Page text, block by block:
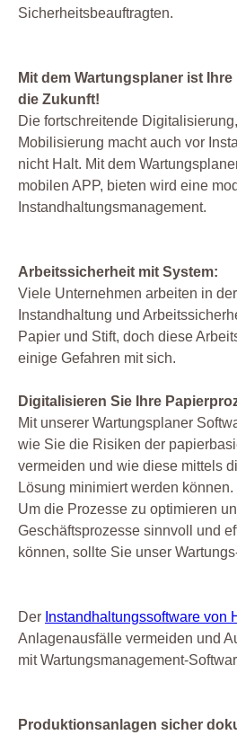
Sicherheitsbeauftragten.
Mit dem Wartungsplaner ist
die Zukunft!
Die fortschreitende
Mobilisierung macht auch vor
nicht Halt. Mit dem
mobilen APP, bieten wird eine
Instandhaltungsmanagement.
Arbeitssicherheit mit System:
Viele Unternehmen arbeiten in
Instandhaltung und
Papier und Stift, doch diese
einige Gefahren mit sich.
Digitalisieren Sie Ihre
Mit unserer Wartungsplaner
wie Sie die Risiken der
vermeiden und wie diese mittels
Lösung minimiert werden können.
Um die Prozesse zu optimieren
Geschäftsprozesse sinnvoll und
können, sollte Sie unser
Der Instandhaltungssoftware von
Anlagenausfälle vermeiden und
mit Wartungsmanagement-
Produktionsanlagen sicher